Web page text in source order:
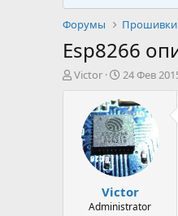
Форумы Прошивки
Esp8266
А
Victor
Д
т
а
н
а
ч
а
л
а
24 Фев
Victor
Administrator